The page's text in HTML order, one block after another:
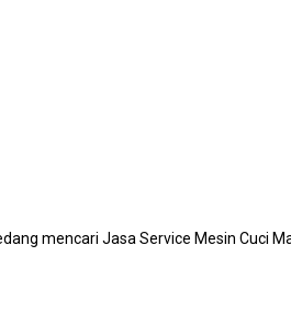
mencari Jasa Service Mesin Cuci